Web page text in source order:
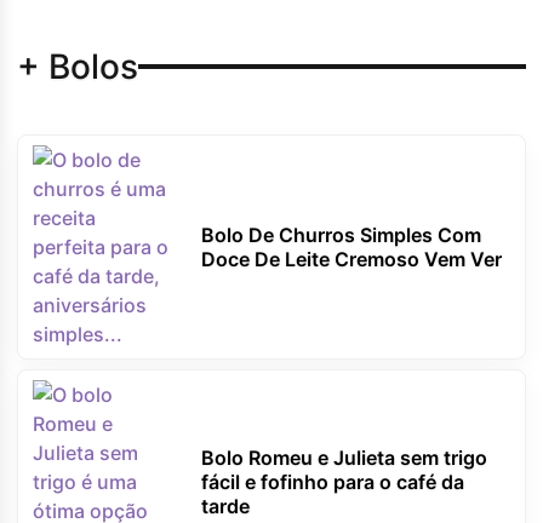
+ Bolos
Bolo De Churros Simples Com
Doce De Leite Cremoso Vem Ver
Bolo Romeu e Julieta sem trigo
fácil e fofinho para o café da
tarde